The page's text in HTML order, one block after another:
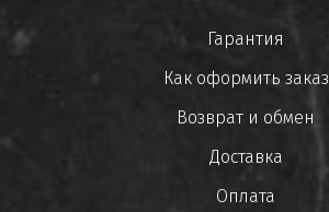
Гарантия
Как оформить заказ
Возврат и обмен
Доставка
Оплата